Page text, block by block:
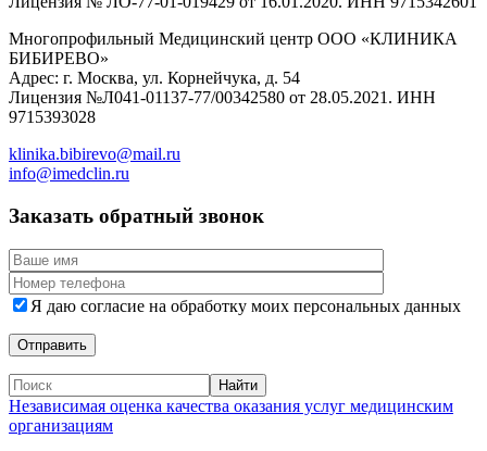
Многопрофильный Медицинский центр ООО «КЛИНИКА
БИБИРЕВО»
Адрес: г. Москва, ул. Корнейчука, д. 54
Лицензия №Л041-01137-77/00342580 от 28.05.2021. ИНН
9715393028
klinika.bibirevo@mail.ru
info@imedclin.ru
Заказать обратный звонок
Я даю согласие на обработку моих персональных данных
Независимая оценка качества оказания услуг медицинским
организациям